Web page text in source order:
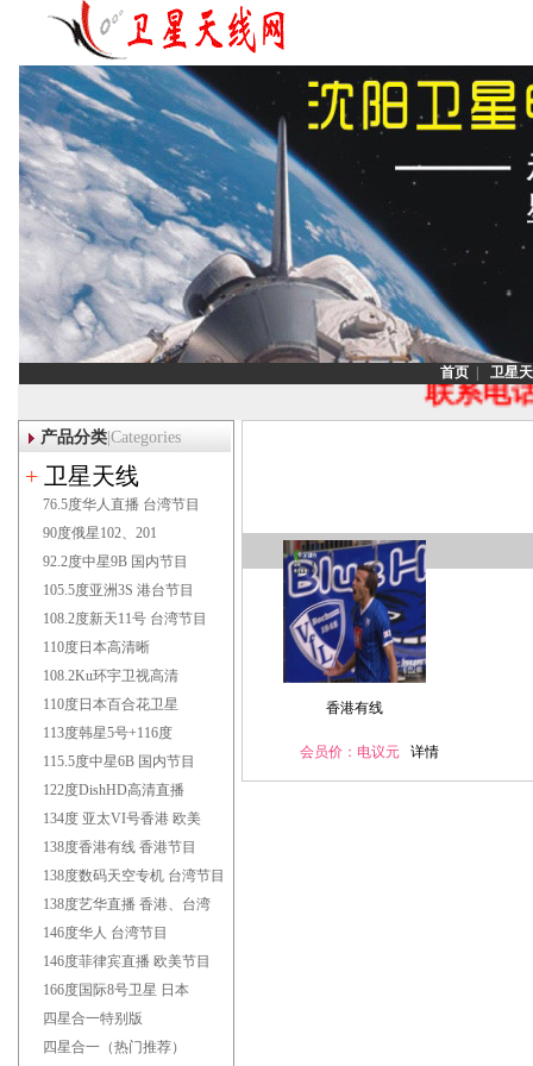
首页| 卫星
公告:沈阳【安装 调试】沈阳卫星电视,
视接收器,韩
联系电
产品分类 |Categories
+ 卫星天线
76.5度华人直播 台湾节目
90度俄星102、201
92.2度中星9B 国内节目
105.5度亚洲3S 港台节目
108.2度新天11号 台湾节目
110度日本高清晰
108.2Ku环宇卫视高清
110度日本百合花卫星
113度韩星5号+116度
115.5度中星6B 国内节目
122度DishHD高清直播
134度 亚太VI号香港 欧美
138度香港有线 香港节目
138度数码天空专机 台湾节目
138度艺华直播 香港、台湾
146度华人 台湾节目
146度菲律宾直播 欧美节目
166度国际8号卫星 日本
四星合一特别版
四星合一（热门推荐）
香港有线
会员价：电议元 详情